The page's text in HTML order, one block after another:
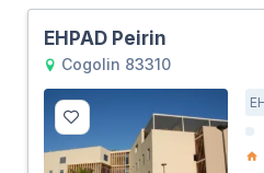
EHPAD Peirin
Cogolin 83310